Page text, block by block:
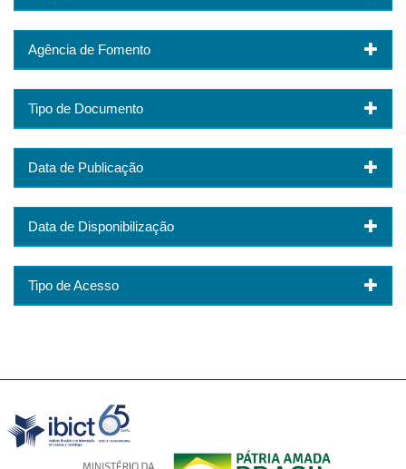
Agência de Fomento
Tipo de Documento
Data de Publicação
Data de Disponibilização
Tipo de Acesso